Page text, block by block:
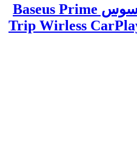
دانگل بیسیم کارپلی بیسوس Baseus Prime
Trip Wirless